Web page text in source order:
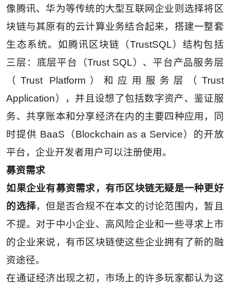
像腾讯、华为等传统的大型互联网企业则选择将区
块链与其原有的云计算业务结合起来，搭建一整套
生态系统。如腾讯区块链（TrustSQL）结构包括
三层：底层平台（Trust SQL）、平台产品服务层
（Trust Platform）和应用服务层（Trust
Application），并且设想了包括数字资产、鉴证服
务、共享账本和分享经济在内的主要四种应用，同
时提供 BaaS（Blockchain as a Service）的开放
平台，企业开发者用户可以注册使用。
募资需求
如果企业有募资需求，有币区块链无疑是一种更好
的选择，但是否合规不在本文的讨论范围内，暂且
不提。对于中小企业、高风险企业和一些寻求上市
的企业来说，有币区块链使这些企业拥有了新的融
资途径。
在通证经济出现之初，市场上的许多玩家都认为这